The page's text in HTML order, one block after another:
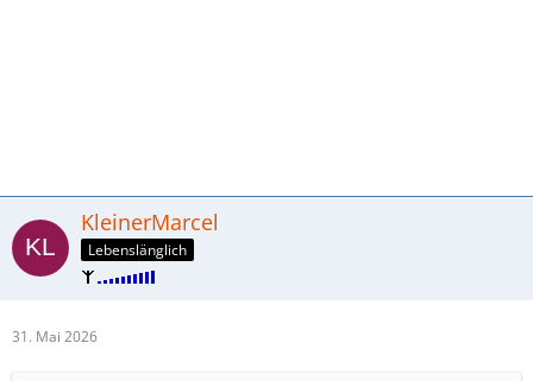
KleinerMarcel
Lebenslänglich
31. Mai 2026